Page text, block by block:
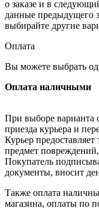
о заказе и в
данные предыдущего
выбирайте другие
Оплата
Вы можете выбрать
Оплата наличными
При выборе варианта
приезда курьера и
Курьер
предмет
Покупатель
документы, вносит
Также оплата
магазина, оплаты по